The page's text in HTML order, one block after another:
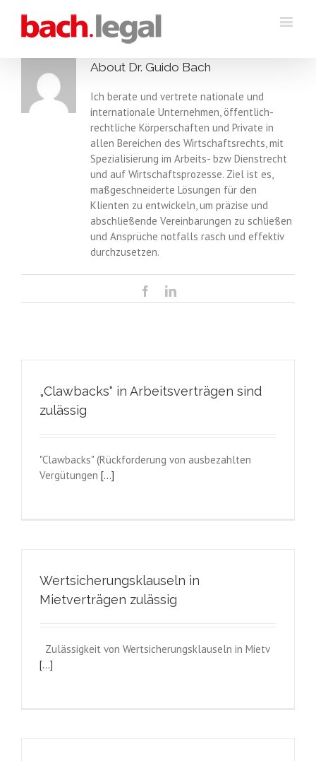
About Dr. Guido Bach
Ich berate und vertrete nationale und
internationale Unternehmen, öffentlich-
rechtliche Körperschaften und Private in
allen Bereichen des Wirtschaftsrechts, mit
Spezialisierung im Arbeits- bzw Dienstrecht
und auf Wirtschaftsprozesse. Ziel ist es,
maßgeschneiderte Lösungen für den
Klienten zu entwickeln, um präzise und
abschließende Vereinbarungen zu schließen
und Ansprüche notfalls rasch und effektiv
durchzusetzen.
FacebookLinkedin
„Clawbacks“ in Arbeitsverträgen sind
zulässig
"Clawbacks" (Rückforderung von ausbezahlten
Vergütungen [...]
Wertsicherungsklauseln in
Mietverträgen zulässig
Zulässigkeit von Wertsicherungsklauseln in Mietv
[...]